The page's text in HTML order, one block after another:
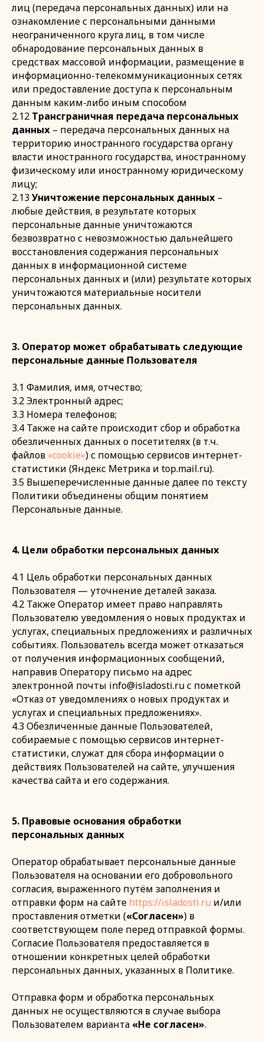
лиц (передача персональных данных) или на
ознакомление с персональными данными
неограниченного круга лиц, в том числе
обнародование персональных данных в
средствах массовой информации, размещение в
информационно-телекоммуникационных сетях
или предоставление доступа к персональным
данным каким-либо иным способом
2.12 Трансграничная передача персональных
данных – передача персональных данных на
территорию иностранного государства органу
власти иностранного государства, иностранному
физическому или иностранному юридическому
лицу;
2.13Уничтожение персональных данных –
любые действия, в результате которых
персональные данные уничтожаются
безвозвратно с невозможностью дальнейшего
восстановления содержания персональных
данных в информационной системе
персональных данных и (или) результате которых
уничтожаются материальные носители
персональных данных.
3. Оператор может обрабатывать следующие
персональные данные Пользователя
3.1 Фамилия, имя, отчество;
3.2 Электронный адрес;
3.3 Номера телефонов;
3.4 Также на сайте происходит сбор и обработка
обезличенных данных о посетителях (в т.ч.
файлов «cookie») с помощью сервисов интернет-
статистики (Яндекс Метрика и top.mail.ru).
3.5 Вышеперечисленные данные далее по тексту
Политики объединены общим понятием
Персональные данные.
4. Цели обработки персональных данных
4.1 Цель обработки персональных данных
Пользователя — уточнение деталей заказа.
4.2 Также Оператор имеет право направлять
Пользователю уведомления о новых продуктах и
услугах, специальных предложениях и различных
событиях. Пользователь всегда может отказаться
от получения информационных сообщений,
направив Оператору письмо на адрес
электронной почты info@isladosti.ru с пометкой
«Отказ от уведомлениях о новых продуктах и
услугах и специальных предложениях».
4.3 Обезличенные данные Пользователей,
собираемые с помощью сервисов интернет-
статистики, служат для сбора информации о
действиях Пользователей на сайте, улучшения
качества сайта и его содержания.
5. Правовые основания обработки
персональных данных
Оператор обрабатывает персональные данные
Пользователя на основании его добровольного
согласия, выраженного путём заполнения и
отправки форм на сайте https://isladosti.ru и/или
проставления отметки («Согласен») в
соответствующем поле перед отправкой формы.
Согласие Пользователя предоставляется в
отношении конкретных целей обработки
персональных данных, указанных в Политике.
Отправка форм и обработка персональных
данных не осуществляются в случае выбора
Пользователем варианта «Не согласен».